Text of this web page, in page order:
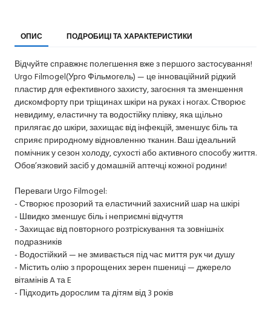
ОПИС ПОДРОБИЦІ ТА ХАРАКТЕРИСТИКИ
Відчуйте справжнє полегшення вже з першого застосування!
Urgo Filmogel(Урго Фільмогель) — це інноваційний рідкий
пластир для ефективного захисту, загоєння та зменшення
дискомфорту при тріщинах шкіри на руках і ногах. Створює
невидиму, еластичну та водостійку плівку, яка щільно
прилягає до шкіри, захищає від інфекцій, зменшує біль та
сприяє природному відновленню тканин. Ваш ідеальний
помічник у сезон холоду, сухості або активного способу життя.
Обов’язковий засіб у домашній аптечці кожної родини!
Переваги Urgo Filmogel:
- Створює прозорий та еластичний захисний шар на шкірі
- Швидко зменшує біль і неприємні відчуття
- Захищає від повторного розтріскування та зовнішніх
подразників
- Водостійкий — не змивається під час миття рук чи душу
- Містить олію з пророщених зерен пшениці — джерело
вітамінів A та E
- Підходить дорослим та дітям від 3 років